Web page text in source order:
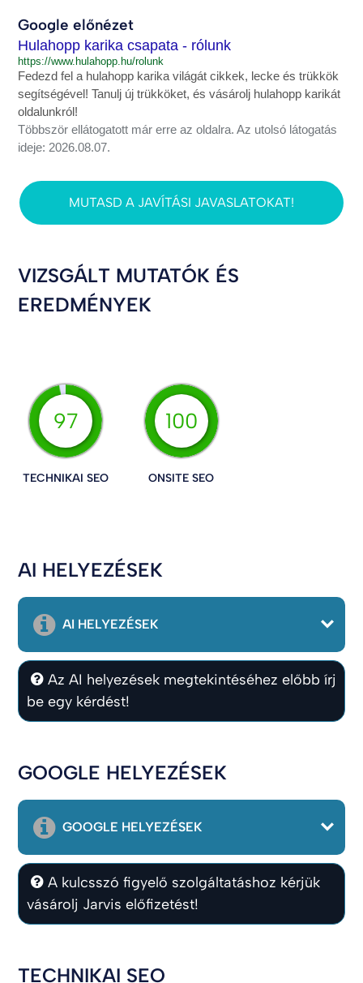
Google előnézet
Hulahopp karika csapata - rólunk
https://www.hulahopp.hu/rolunk
Fedezd fel a hulahopp karika világát cikkek, lecke és trükkök
segítségével! Tanulj új trükköket, és vásárolj hulahopp karikát
oldalunkról!
Többször ellátogatott már erre az oldalra. Az utolsó látogatás
ideje: 2026.08.07.
MUTASD A JAVÍTÁSI JAVASLATOKAT!
VIZSGÁLT MUTATÓK ÉS
EREDMÉNYEK
97
TECHNIKAI SEO
100
ONSITE SEO
AI HELYEZÉSEK
AI HELYEZÉSEK
Az AI helyezések megtekintéséhez előbb írj
be egy kérdést!
GOOGLE HELYEZÉSEK
GOOGLE HELYEZÉSEK
A kulcsszó figyelő szolgáltatáshoz kérjük
vásárolj Jarvis előfizetést!
TECHNIKAI SEO